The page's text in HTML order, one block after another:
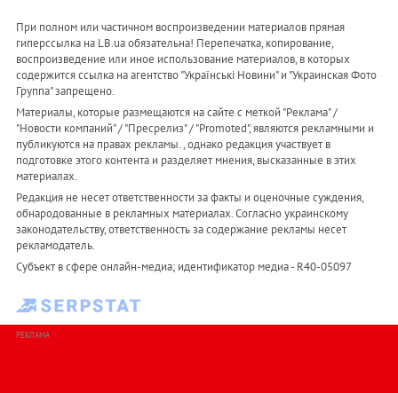
При полном или частичном воспроизведении материалов прямая
гиперссылка на LB.ua обязательна! Перепечатка, копирование,
воспроизведение или иное использование материалов, в которых
содержится ссылка на агентство "Українськi Новини" и "Украинская Фото
Группа" запрещено.
Материалы, которые размещаются на сайте с меткой "Реклама" /
"Новости компаний" / "Пресрелиз" / "Promoted", являются рекламными и
публикуются на правах рекламы. , однако редакция участвует в
подготовке этого контента и разделяет мнения, высказанные в этих
материалах.
Редакция не несет ответственности за факты и оценочные суждения,
обнародованные в рекламных материалах. Согласно украинскому
законодательству, ответственность за содержание рекламы несет
рекламодатель.
Субъект в сфере онлайн-медиа; идентификатор медиа - R40-05097
РЕКЛАМА